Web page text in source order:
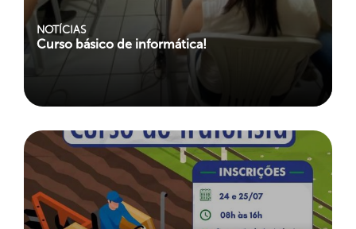
NOTÍCIAS
Curso básico de informática!